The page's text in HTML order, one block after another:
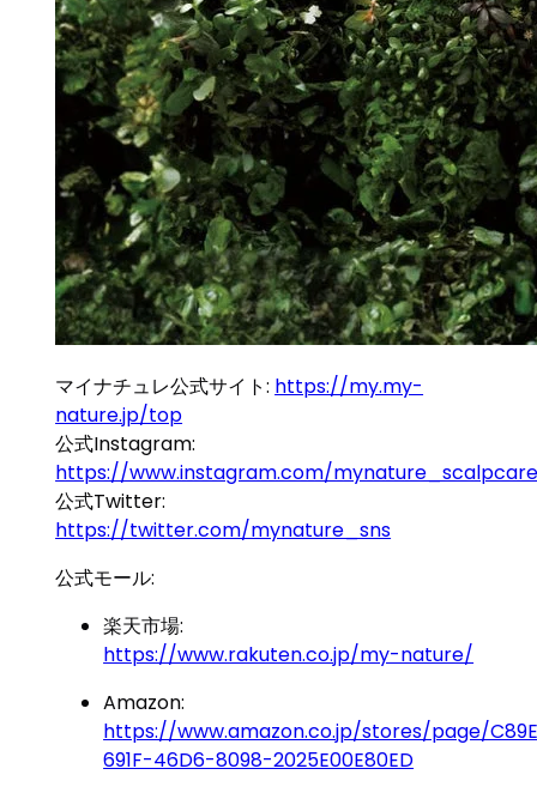
マイナチュレ公式サイト: https://my.my-
nature.jp/top
公式Instagram:
https://www.instagram.com/
公式Twitter:
https://twitter.com/mynature_sns
公式モール:
楽天市場:
https://www.rakuten.co.jp/my-nature/
Amazon:
https://www.amazon.co.jp/stores/page/
691F-46D6-8098-2025E00E80ED